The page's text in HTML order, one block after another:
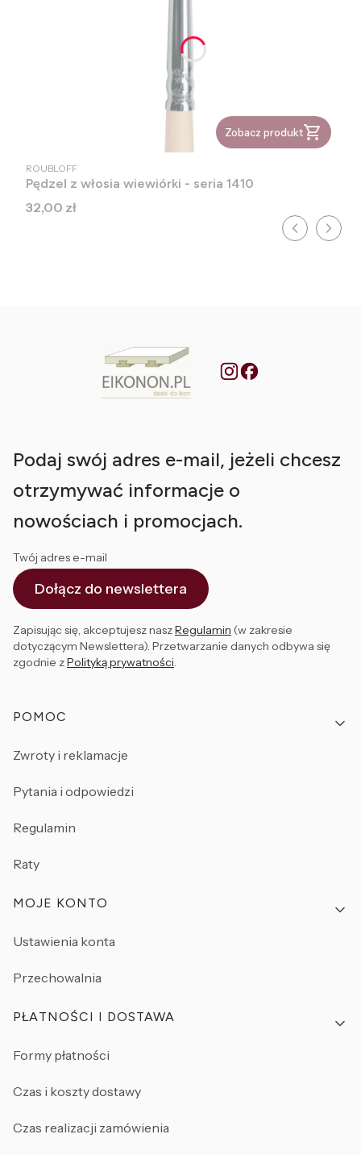
Zobacz produkt
PRODUCENT
ROUBLOFF
Pędzel z włosia wiewiórki - seria 1410
Cena
32,00 zł
Podaj swój adres e-mail, jeżeli chcesz
otrzymywać informacje o
nowościach i promocjach.
Twój adres e-mail
Dołącz do newslettera
Zapisując się, akceptujesz naszRegulamin (w zakresie
dotyczącym Newslettera). Przetwarzanie danych odbywa się
zgodnie zPolityką prywatności.
Linki w stopce
POMOC
Zwroty i reklamacje
Pytania i odpowiedzi
Regulamin
Raty
MOJE KONTO
Ustawienia konta
Przechowalnia
PŁATNOŚCI I DOSTAWA
Formy płatności
Czas i koszty dostawy
Czas realizacji zamówienia